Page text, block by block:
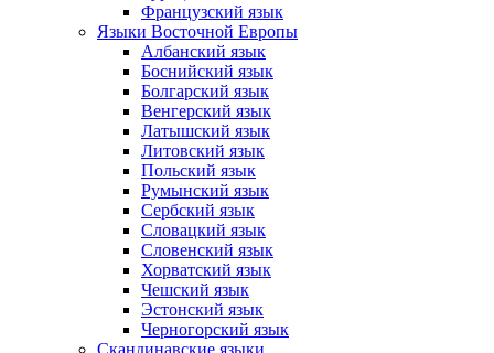
Французский язык
Языки Восточной Европы
Албанский язык
Боснийский язык
Болгарский язык
Венгерский язык
Латышский язык
Литовский язык
Польский язык
Румынский язык
Сербский язык
Словацкий язык
Словенский язык
Хорватский язык
Чешский язык
Эстонский язык
Черногорский язык
Скандинавские языки